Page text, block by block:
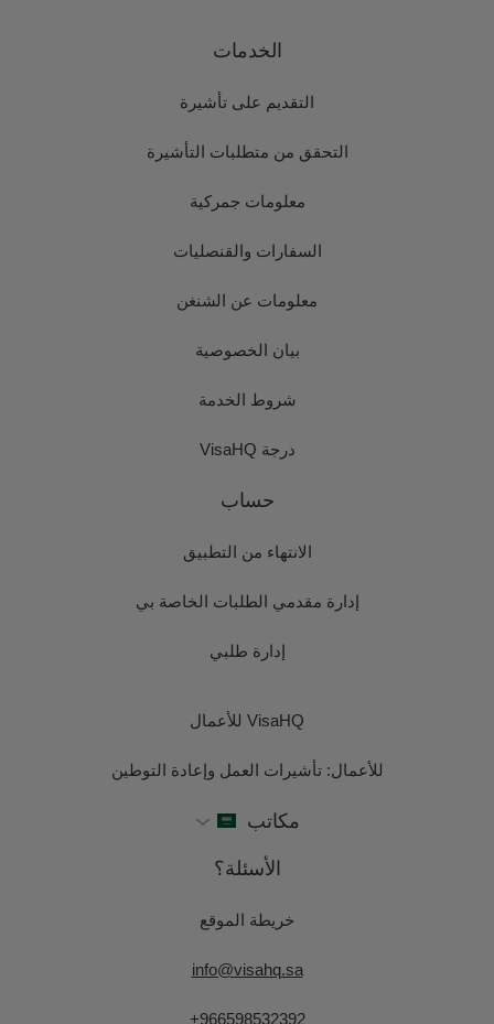
الخدمات
التقديم على تأشيرة
التحقق من متطلبات التأشيرة
معلومات جمركية
السفارات والقنصليات
معلومات عن الشنغن
بيان الخصوصية
شروط الخدمة
درجة VisaHQ
حساب
الانتهاء من التطبيق
إدارة مقدمي الطلبات الخاصة بي
إدارة طلبي
VisaHQ للأعمال
للأعمال: تأشيرات العمل وإعادة التوطين
مكاتب
الأسئلة؟
خريطة الموقع
info@visahq.sa
+966598532392